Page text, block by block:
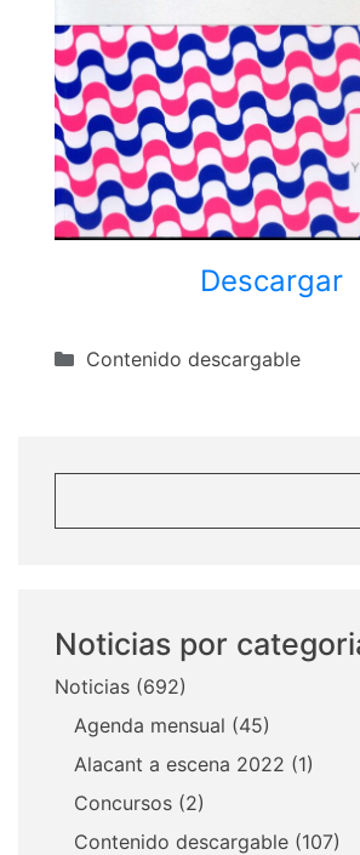
Descargar
Categorías
Contenido descargable
Noticias por
Noticias (692)
Agenda mensual (45)
Alacant a escena 2022 (1)
Concursos (2)
Contenido descargable (107)